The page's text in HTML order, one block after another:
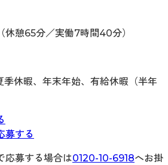
休憩65分／実働7時間40分）
休暇、年末年始、有給休暇（半年
募する
応募する場合は0120-10-6918へお掛